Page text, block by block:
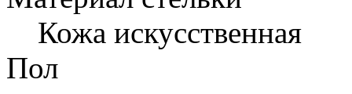
Кожа искусственная
Пол